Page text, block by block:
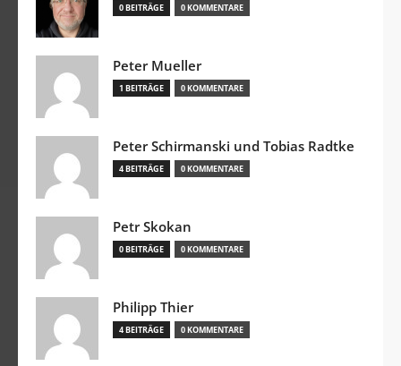
0 BEITRÄGE 0 KOMMENTARE
Peter Mueller
1 BEITRÄGE 0 KOMMENTARE
Peter Schirmanski und Tobias Radtke
4 BEITRÄGE 0 KOMMENTARE
Petr Skokan
0 BEITRÄGE 0 KOMMENTARE
Philipp Thier
4 BEITRÄGE 0 KOMMENTARE